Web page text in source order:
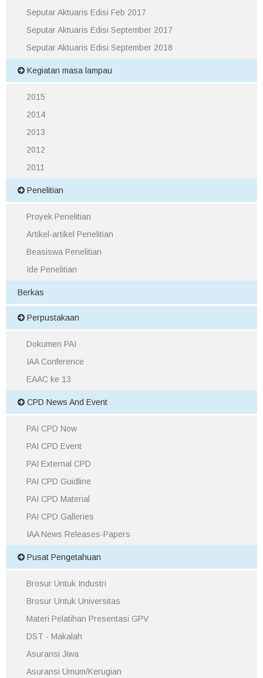
Seputar Aktuaris Edisi Feb 2017
Seputar Aktuaris Edisi September 2017
Seputar Aktuaris Edisi September 2018
Kegiatan masa lampau
2015
2014
2013
2012
2011
Penelitian
Proyek Penelitian
Artikel-artikel Penelitian
Beasiswa Penelitian
Ide Penelitian
Berkas
Perpustakaan
Dokumen PAI
IAA Conference
EAAC ke 13
CPD News And Event
PAI CPD Now
PAI CPD Event
PAI External CPD
PAI CPD Guidline
PAI CPD Material
PAI CPD Galleries
IAA News Releases-Papers
Pusat Pengetahuan
Brosur Untuk Industri
Brosur Untuk Universitas
Materi Pelatihan Presentasi GPV
DST - Makalah
Asuransi Jiwa
Asuransi Umum/Kerugian